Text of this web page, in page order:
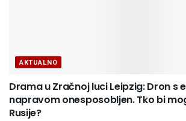
AKTUALNO
Drama u Zračnoj luci Leipzig: Dron s
napravom onesposobljen. Tko bi
Rusije?